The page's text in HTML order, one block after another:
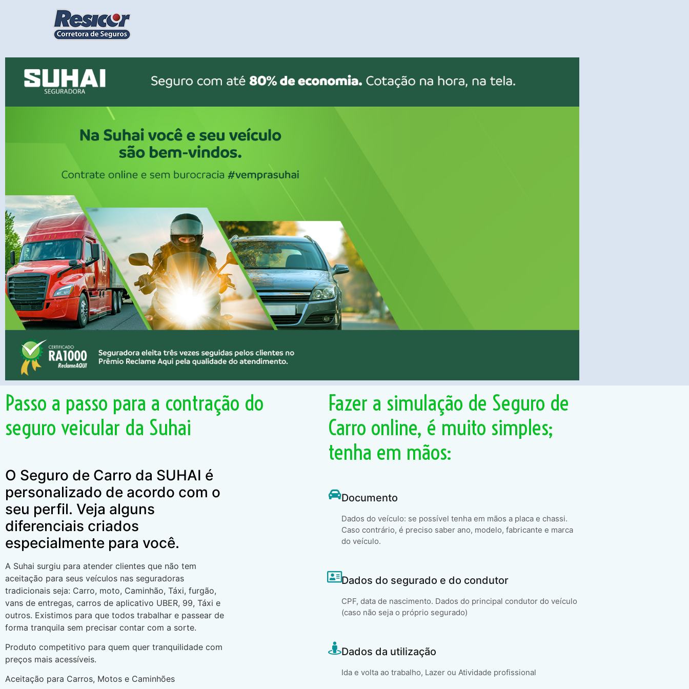
Passo a passo para a contração do
seguro veicular da Suhai
O Seguro de Carro da SUHAI é
personalizado de acordo com o
seu perfil. Veja alguns
diferenciais criados
especialmente para você.
A Suhai surgiu para atender clientes que não tem
aceitação para seus veículos nas seguradoras
tradicionais seja: Carro, moto, Caminhão, Táxi, furgão,
vans de entregas, carros de aplicativo UBER, 99, Táxi e
outros. Existimos para que todos trabalhar e passear de
forma tranquila sem precisar contar com a sorte.
Produto competitivo para quem quer tranquilidade com
preços mais acessíveis.
Aceitação para Carros, Motos e Caminhões
Fazer a simulação de Seguro de
Carro online, é muito simples;
tenha em mãos:
Documento
Dados do veículo: se possível tenha em mãos a placa e chassi.
Caso contrário, é preciso saber ano, modelo, fabricante e marca
do veículo.
Dados do segurado e do condutor
CPF, data de nascimento. Dados do principal condutor do veículo
(caso não seja o próprio segurado)
Dados da utilização
Ida e volta ao trabalho, Lazer ou Atividade profissional